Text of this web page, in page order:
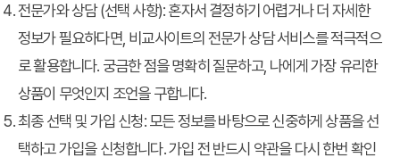
전문가와 상담 (선택 사항): 혼자서 결정하기 어렵거나 더 자세한
정보가 필요하다면, 비교사이트의 전문가 상담 서비스를 적극적으
로 활용합니다. 궁금한 점을 명확히 질문하고, 나에게 가장 유리한
상품이 무엇인지 조언을 구합니다.
최종 선택 및 가입 신청: 모든 정보를 바탕으로 신중하게 상품을 선
택하고 가입을 신청합니다. 가입 전 반드시 약관을 다시 한번 확인